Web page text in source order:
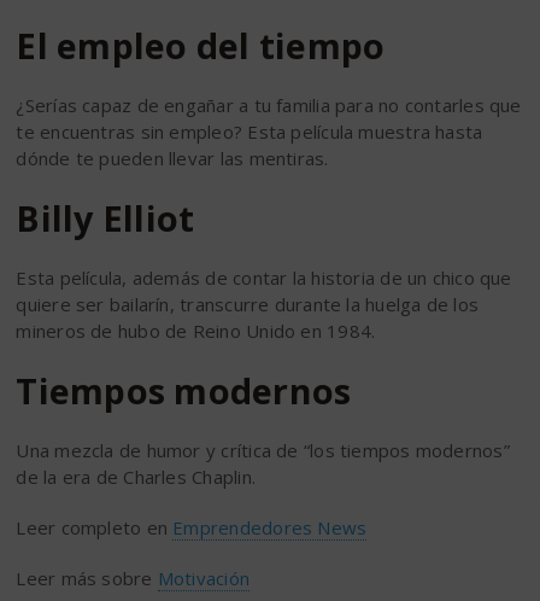
El empleo del tiempo
¿Serías capaz de engañar a tu familia para no contarles que
te encuentras sin empleo? Esta película muestra hasta
dónde te pueden llevar las mentiras.
Billy Elliot
Esta película, además de contar la historia de un chico que
quiere ser bailarín, transcurre durante la huelga de los
mineros de hubo de Reino Unido en 1984.
Tiempos modernos
Una mezcla de humor y crítica de “los tiempos modernos”
de la era de Charles Chaplin.
Leer completo en Emprendedores News
Leer más sobre Motivación